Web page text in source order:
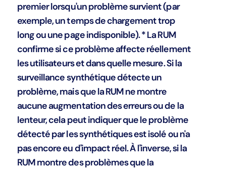
premier lorsqu'un problème survient (par
exemple, un temps de chargement trop
long ou une page indisponible). * La RUM
confirme si ce problème affecte réellement
les utilisateurs et dans quelle mesure. Si la
surveillance synthétique détecte un
problème, mais que la RUM ne montre
aucune augmentation des erreurs ou de la
lenteur, cela peut indiquer que le problème
détecté par les synthétiques est isolé ou n'a
pas encore eu d'impact réel. À l'inverse, si la
RUM montre des problèmes que la